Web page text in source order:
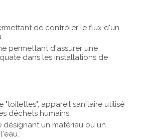
de contrôler le flux d'un
permettant d'assurer une
dans les installations de
"toilettes", appareil sanitaire utilisé
déchets humains.
désignant un matériau ou un